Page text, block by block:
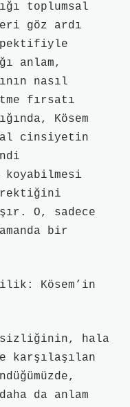
toplumsal
göz ardı
anlam,
nasıl
fırsatı
Kösem
cinsiyetin
O, sadece
bir
Kösem’in
hala
karşılaşılan
da anlam